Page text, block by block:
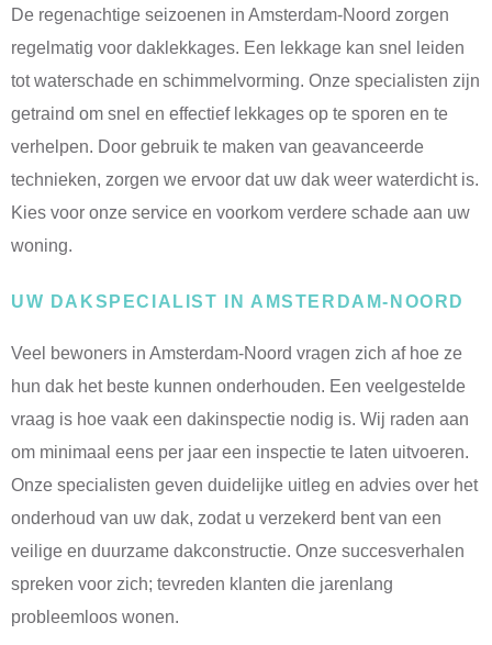
De regenachtige seizoenen in Amsterdam-Noord zorgen
regelmatig voor daklekkages. Een lekkage kan snel leiden
tot waterschade en schimmelvorming. Onze specialisten zijn
getraind om snel en effectief lekkages op te sporen en te
verhelpen. Door gebruik te maken van geavanceerde
technieken, zorgen we ervoor dat uw dak weer waterdicht is.
Kies voor onze service en voorkom verdere schade aan uw
woning.
UW DAKSPECIALIST IN AMSTERDAM-NOORD
Veel bewoners in Amsterdam-Noord vragen zich af hoe ze
hun dak het beste kunnen onderhouden. Een veelgestelde
vraag is hoe vaak een dakinspectie nodig is. Wij raden aan
om minimaal eens per jaar een inspectie te laten uitvoeren.
Onze specialisten geven duidelijke uitleg en advies over het
onderhoud van uw dak, zodat u verzekerd bent van een
veilige en duurzame dakconstructie. Onze succesverhalen
spreken voor zich; tevreden klanten die jarenlang
probleemloos wonen.